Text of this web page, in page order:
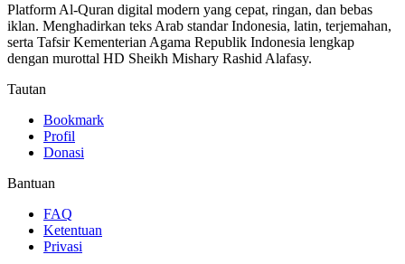
Platform Al-Quran digital modern yang cepat, ringan, dan bebas
iklan. Menghadirkan teks Arab standar Indonesia, latin, terjemahan,
serta Tafsir Kementerian Agama Republik Indonesia lengkap
dengan murottal HD Sheikh Mishary Rashid Alafasy.
Tautan
Bookmark
Profil
Donasi
Bantuan
FAQ
Ketentuan
Privasi